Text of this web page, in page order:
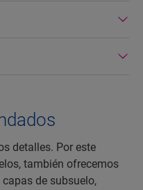
detalles. Por este
también ofrecemos
de subsuelo,